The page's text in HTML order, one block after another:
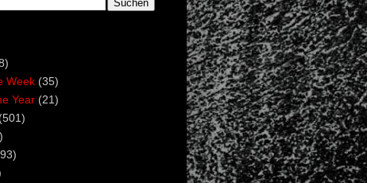
Week (35)
Year (21)
(501)